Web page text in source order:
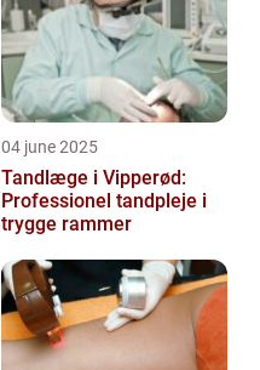
04 june 2025
Tandlæge i Vipperød:
Professionel tandpleje i
trygge rammer